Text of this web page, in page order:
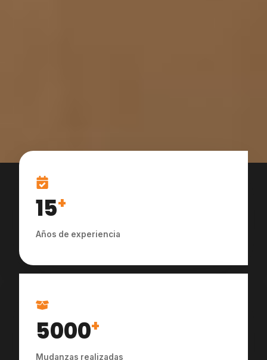
15+
Años de experiencia
5000+
Mudanzas realizadas